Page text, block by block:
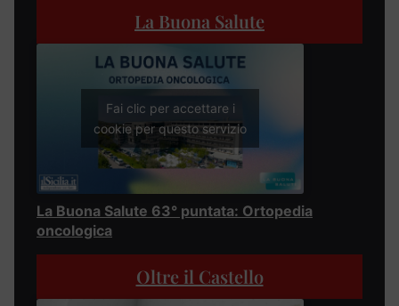
La Buona Salute
Fai clic per accettare i
cookie per questo servizio
La Buona Salute 63° puntata: Ortopedia
oncologica
Oltre il Castello